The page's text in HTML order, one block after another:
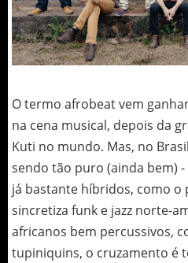
O termo afrobeat vem
na cena musical, depois da
Kuti no mundo. Mas, no
sendo tão puro (ainda bem)
já bastante híbridos, como
sincretiza funk e jazz norte-
africanos bem percussivos,
tupiniquins, o cruzamento é